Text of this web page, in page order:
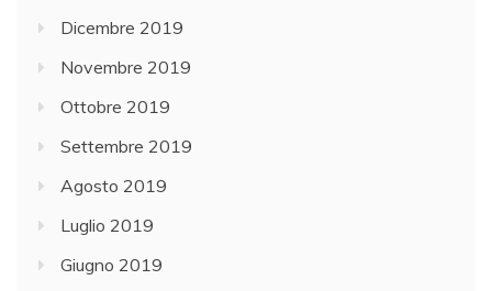
Dicembre 2019
Novembre 2019
Ottobre 2019
Settembre 2019
Agosto 2019
Luglio 2019
Giugno 2019